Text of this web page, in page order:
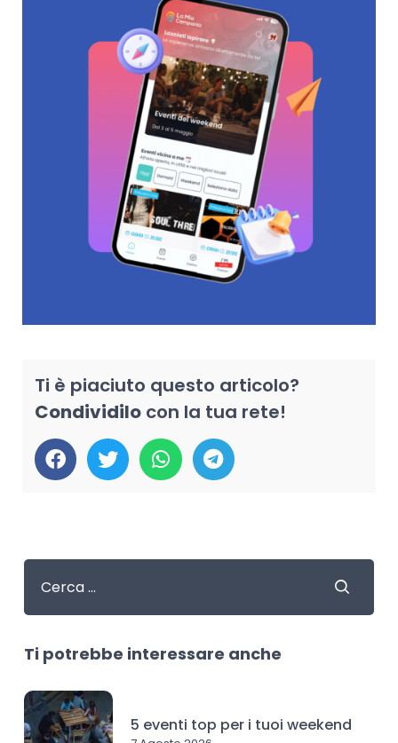
Ti è piaciuto questo articolo?
Condividilocon la tua rete!
Ti potrebbe interessare anche
5 eventi top per i tuoi weekend